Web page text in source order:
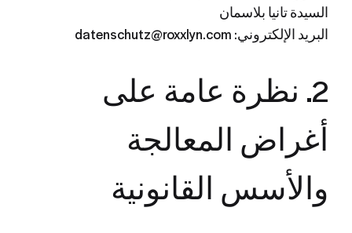
السيدة تانيا بلاسمان
البريد الإلكتروني: datenschutz@roxxlyn.com
2. نظرة عامة على
أغراض المعالجة
والأسس القانونية